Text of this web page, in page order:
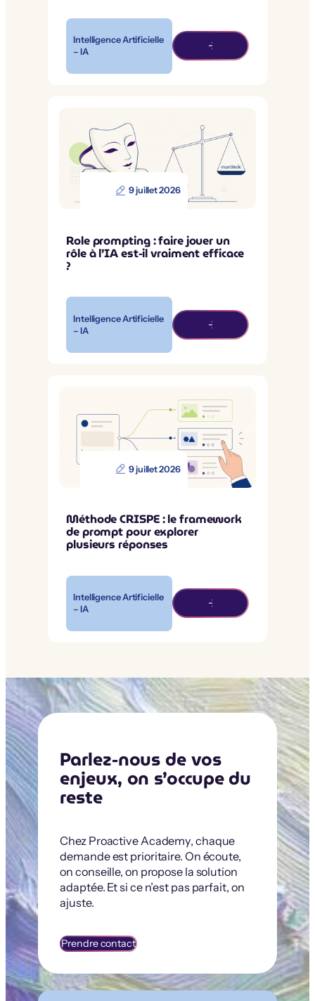
Intelligence Artificielle
– IA
9 juillet 2026
Role prompting : faire jouer un
rôle à l’IA est-il vraiment efficace
?
Intelligence Artificielle
– IA
9 juillet 2026
Méthode CRISPE : le framework
de prompt pour explorer
plusieurs réponses
Intelligence Artificielle
– IA
Parlez-nous de vos
enjeux, on s’occupe du
reste
Chez Proactive Academy, chaque
demande est prioritaire. On écoute,
on conseille, on propose la solution
adaptée. Et si ce n’est pas parfait, on
ajuste.
Prendre contact